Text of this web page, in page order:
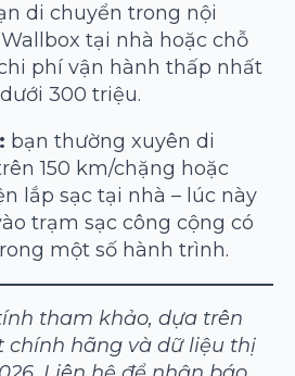
di chuyển trong nội
tại nhà hoặc chỗ
phí vận hành thấp nhất
300 triệu.
bạn thường xuyên di
150 km/chặng hoặc
lắp sạc tại nhà – lúc này
trạm sạc công cộng có
một số hành trình.
tham khảo, dựa trên
chính hãng và dữ liệu thị